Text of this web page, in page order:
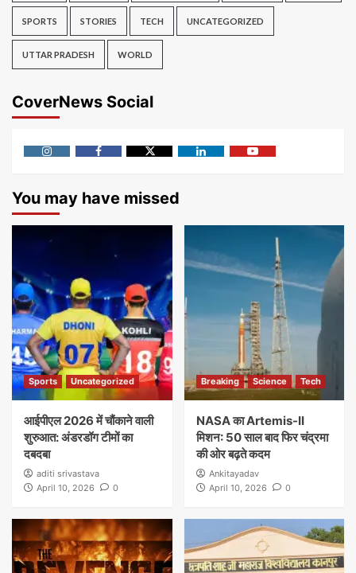
SPORTS STORIES TECH UNCATEGORIZED
UTTAR PRADESH WORLD
CoverNews Social
You may have missed
Sports Uncategorized
आईपीएल 2026 में चौंकाने वाली
शुरुआत: अंडरडॉग टीमों का
दबदबा
aditi srivastava
April 10, 2026
0
Breaking Science Tech
NASA का Artemis-II
मिशन: 50 साल बाद फिर चंद्रमा
की ओर बढ़ते कदम
Ankitayadav
April 10, 2026
0